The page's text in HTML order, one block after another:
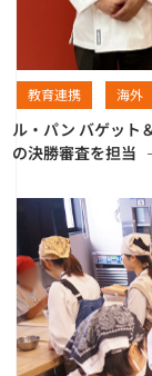
教育連携 海外
ル・パン バゲット
の決勝審査を担当